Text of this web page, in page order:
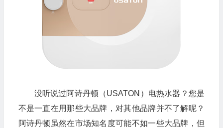
没听说过阿诗丹顿（USATON）电热水器？您是
不是一直在用那些大品牌，对其他品牌并不了解呢？
阿诗丹顿虽然在市场知名度可能不如一些大品牌，但